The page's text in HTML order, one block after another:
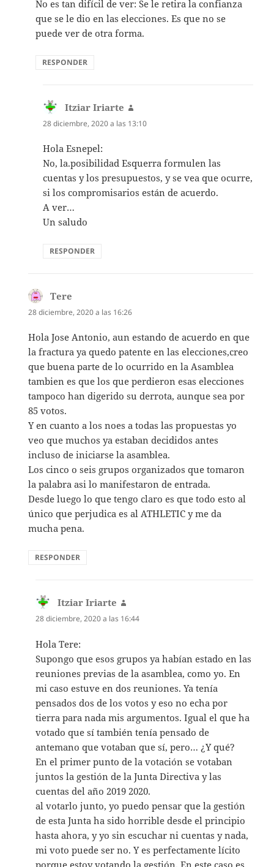
No es tan difícil de ver: Se le retira la confianza
que se le dio en las elecciones. Es que no se
puede ver de otra forma.
RESPONDER
Itziar Iriarte
28 diciembre, 2020 a las 13:10
Hola Esnepel:
No, la.posibilidad Esquerra formulen las
cuentas y los presupuestos, y se vea que ocurre,
si los compromisarios están de acuerdo.
A ver…
Un saludo
RESPONDER
Tere
28 diciembre, 2020 a las 16:26
Hola Jose Antonio, aun estando de acuerdo en que
la fractura ya quedo patente en las elecciones,creo
que buena parte de lo ocurrido en la Asamblea
tambien es que los que perdieron esas elecciones
tampoco han digerido su derrota, aunque sea por
85 votos.
Y en cuanto a los noes a todas las propuestas yo
veo que muchos ya estaban decididos antes
incluso de iniciarse la asamblea.
Los cinco o seis grupos organizados que tomaron
la palabra asi lo manifestaron de entrada.
Desde luego lo que tengo claro es que todo esto al
único que perjudica es al ATHLETIC y me da
mucha pena.
RESPONDER
Itziar Iriarte
28 diciembre, 2020 a las 16:44
Hola Tere:
Supongo que esos grupos ya habían estado en las
reuniones previas de la asamblea, como yo. En
mi caso estuve en dos reuniones. Ya tenía
pensados dos de los votos y eso no echa por
tierra para nada mis argumentos. Igual el que ha
votado que sí también tenía pensado de
antemano que votaban que sí, pero… ¿Y qué?
En el primer punto de la votación se votaban
juntos la gestión de la Junta Directiva y las
cuentas del año 2019 2020.
al votarlo junto, yo puedo pensar que la gestión
de esta Junta ha sido horrible desde el principio
hasta ahora, y yo sin escuchar ni cuentas y nada,
mi voto puede ser no. Y es perfectamente lícito
porque estoy votando la gestión. En este caso es